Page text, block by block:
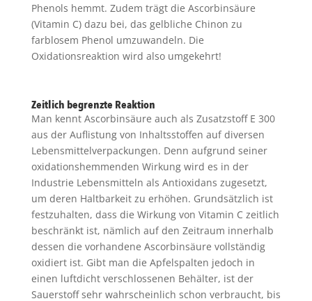
Phenols hemmt. Zudem trägt die Ascorbinsäure
(Vitamin C) dazu bei, das gelbliche Chinon zu
farblosem Phenol umzuwandeln. Die
Oxidationsreaktion wird also umgekehrt!
Zeitlich begrenzte Reaktion
Man kennt Ascorbinsäure auch als Zusatzstoff E 300
aus der Auflistung von Inhaltsstoffen auf diversen
Lebensmittelverpackungen. Denn aufgrund seiner
oxidationshemmenden Wirkung wird es in der
Industrie Lebensmitteln als Antioxidans zugesetzt,
um deren Haltbarkeit zu erhöhen. Grundsätzlich ist
festzuhalten, dass die Wirkung von Vitamin C zeitlich
beschränkt ist, nämlich auf den Zeitraum innerhalb
dessen die vorhandene Ascorbinsäure vollständig
oxidiert ist. Gibt man die Apfelspalten jedoch in
einen luftdicht verschlossenen Behälter, ist der
Sauerstoff sehr wahrscheinlich schon verbraucht, bis